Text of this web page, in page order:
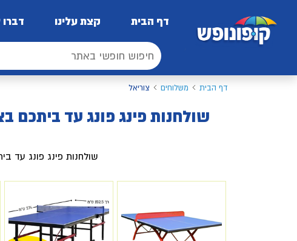
דף הבית קצת עלינו דברו
דף הבית משלוחים צוריאל
שולחנות פינג פונג עד ביתכם
שולחנות פינג פונג עד